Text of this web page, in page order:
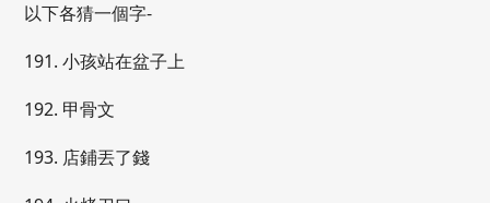
以下各猜一個字-
191. 小孩站在盆子上
192. 甲骨文
193. 店鋪丟了錢